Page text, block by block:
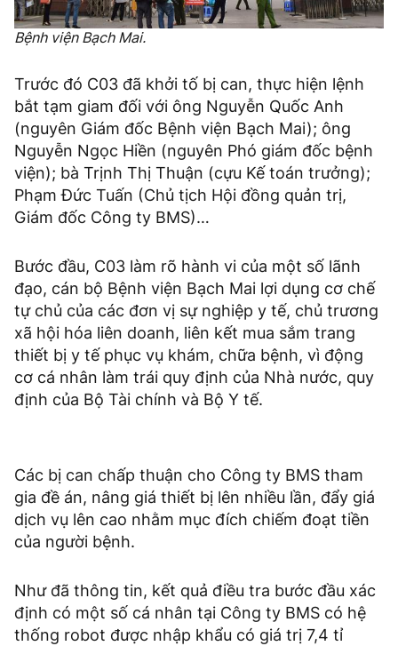
Bệnh viện Bạch Mai.
Trước đó C03 đã khởi tố bị can, thực hiện lệnh
bắt tạm giam đối với ông Nguyễn Quốc Anh
(nguyên Giám đốc Bệnh viện Bạch Mai); ông
Nguyễn Ngọc Hiền (nguyên Phó giám đốc bệnh
viện); bà Trịnh Thị Thuận (cựu Kế toán trưởng);
Phạm Đức Tuấn (Chủ tịch Hội đồng quản trị,
Giám đốc Công ty BMS)…
Bước đầu, C03 làm rõ hành vi của một số lãnh
đạo, cán bộ Bệnh viện Bạch Mai lợi dụng cơ chế
tự chủ của các đơn vị sự nghiệp y tế, chủ trương
xã hội hóa liên doanh, liên kết mua sắm trang
thiết bị y tế phục vụ khám, chữa bệnh, vì động
cơ cá nhân làm trái quy định của Nhà nước, quy
định của Bộ Tài chính và Bộ Y tế.
Các bị can chấp thuận cho Công ty BMS tham
gia đề án, nâng giá thiết bị lên nhiều lần, đẩy giá
dịch vụ lên cao nhằm mục đích chiếm đoạt tiền
của người bệnh.
Như đã thông tin, kết quả điều tra bước đầu xác
định có một số cá nhân tại Công ty BMS có hệ
thống robot được nhập khẩu có giá trị 7,4 tỉ